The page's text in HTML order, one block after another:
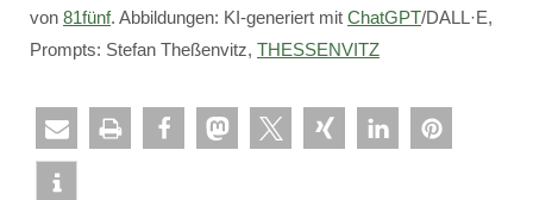
von 81fünf. Abbildungen: KI-generiert mit ChatGPT/DALL·E,
Prompts: Stefan Theßenvitz, THESSENVITZ